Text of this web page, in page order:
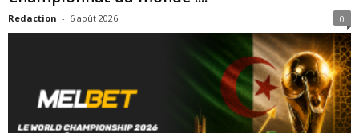
Redaction - 6 août 2026 0